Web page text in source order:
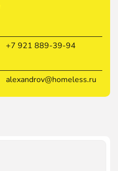
+7 921 889-39-94
alexandrov@homeless.ru